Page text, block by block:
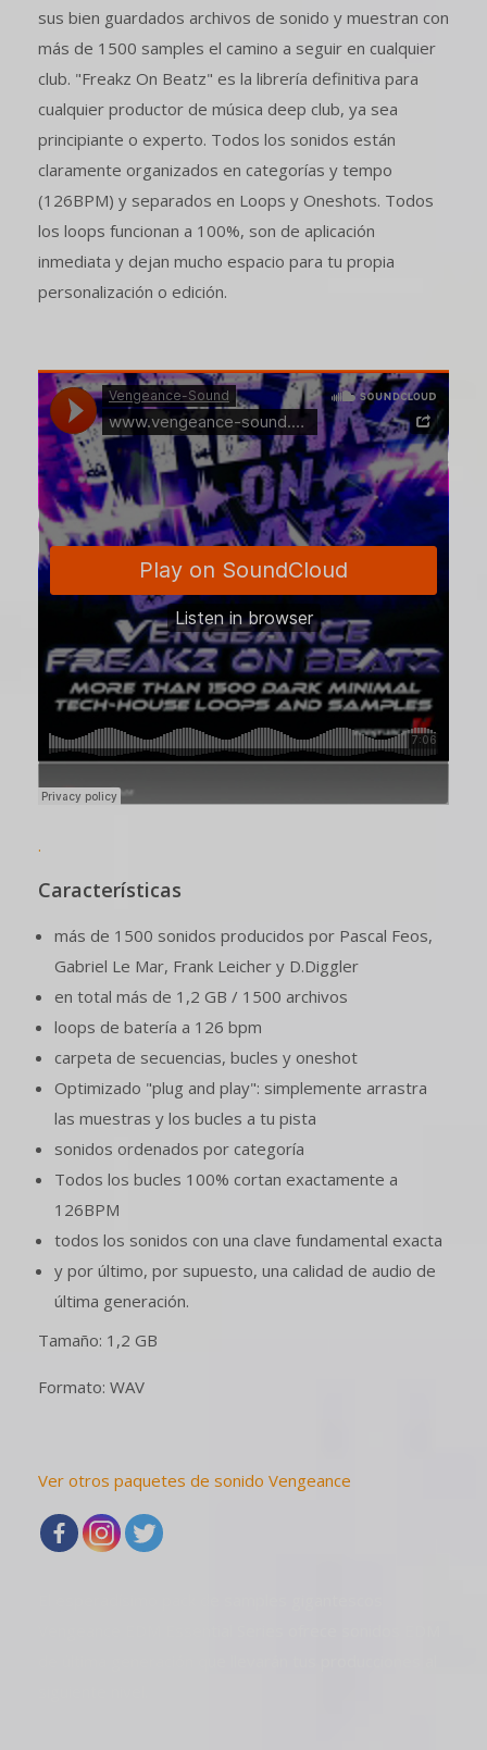
sus bien guardados archivos de sonido y muestran con
más de 1500 samples el camino a seguir en cualquier
club. "Freakz On Beatz" es la librería definitiva para
cualquier productor de música deep club, ya sea
principiante o experto. Todos los sonidos están
claramente organizados en categorías y tempo
(126BPM) y separados en Loops y Oneshots. Todos
los loops funcionan a 100%, son de aplicación
inmediata y dejan mucho espacio para tu propia
personalización o edición.
.
Características
más de 1500 sonidos producidos por Pascal Feos,
Gabriel Le Mar, Frank Leicher y D.Diggler
en total más de 1,2 GB / 1500 archivos
loops de batería a 126 bpm
carpeta de secuencias, bucles y oneshot
Optimizado "plug and play": simplemente arrastra
las muestras y los bucles a tu pista
sonidos ordenados por categoría
Todos los bucles 100% cortan exactamente a
126BPM
todos los sonidos con una clave fundamental exacta
y por último, por supuesto, una calidad de audio de
última generación.
Tamaño: 1,2 GB
Formato: WAV
Ver otros paquetes de sonido Vengeance